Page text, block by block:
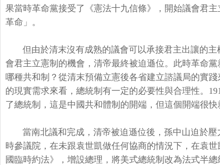
果當時革命黨接受了《憲法十九信條》，開始議會君主
革命」。
但由於清末沒有成熟的議會可以承接君主出讓的主
會君主立憲制的機會， 清帝最終被迫遜位。此時革命
哪種共和制？ 從清末預備立憲後各省建立諮議局的實踐
的現實需求來看， 總統制有一定的必要性與合理性。
了總統制， 這是中國共和體制的開端，但這個開端很
當南北議和完成，清帝被迫遜位後，孫中山迫於壓
時參議院，在未跟袁世凱做任何協商的情況下， 在袁世
國臨時約法》， 增設總理，將美式總統制改為法式半